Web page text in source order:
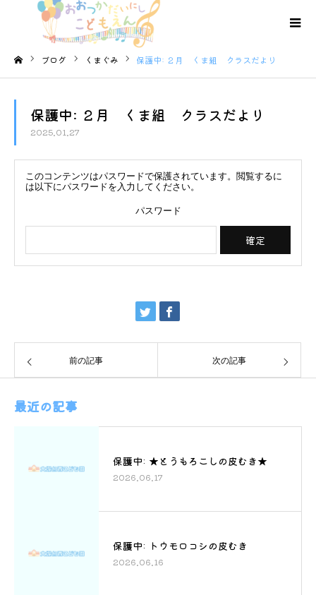
ブログ くまぐみ 保護中: ２月 くま組 クラスだより
保護中: ２月 くま組 クラスだより
2025.01.27
このコンテンツはパスワードで保護されています。閲覧するに
は以下にパスワードを入力してください。
パスワード
前の記事 次の記事
最近の記事
保護中: ★とうもろこしの皮むき★
2026.06.17
保護中: トウモロコシの皮むき
2026.06.16